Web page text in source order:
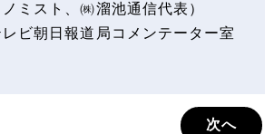
ミスト、㈱溜池通信代表）
ビ朝日報道局コメンテーター室
次へ